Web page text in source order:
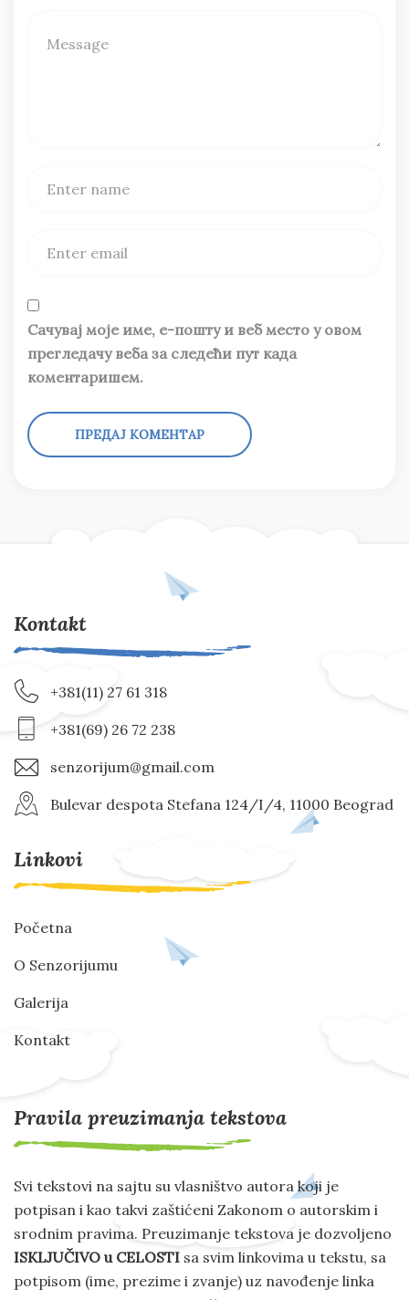
Сачувај моје име, е-пошту и веб место у овом
прегледачу веба за следећи пут када
коментаришем.
Kontakt
+381(11) 27 61 318
+381(69) 26 72 238
senzorijum@gmail.com
Bulevar despota Stefana 124/I/4, 11000 Beograd
Linkovi
Početna
O Senzorijumu
Galerija
Kontakt
Pravila preuzimanja tekstova
Svi tekstovi na sajtu su vlasništvo autora koji je
potpisan i kao takvi zaštićeni Zakonom o autorskim i
srodnim pravima. Preuzimanje tekstova je dozvoljeno
ISKLJUČIVO u CELOSTI sa svim linkovima u tekstu, sa
potpisom (ime, prezime i zvanje) uz navođenje linka